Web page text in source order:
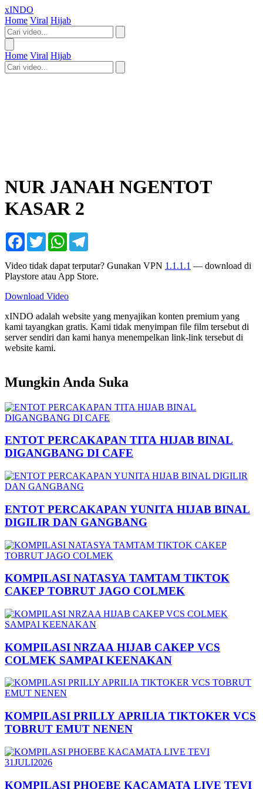
xINDO
Home Viral Hijab
Home Viral Hijab
NUR JANAH NGENTOT
KASAR 2
Facebook
TwitterWhatsApp
Video tidak dapat terputar? Gunakan VPN 1.1.1.1 — download di
Playstore atau App Store.
Download Video
xINDO adalah website yang menyajikan konten premium yang
kami tayangkan gratis. Kami tidak menyimpan file film tersebut di
server sendiri dan kami hanya menempelkan link-link tersebut di
website kami.
Mungkin Anda Suka
ENTOT PERCAKAPAN TITA HIJAB BINAL
DIGANGBANG DI CAFE
ENTOT PERCAKAPAN YUNITA HIJAB BINAL
DIGILIR DAN GANGBANG
KOMPILASI NATASYA TAMTAM TIKTOK
CAKEP TOBRUT JAGO COLMEK
KOMPILASI NRZAA HIJAB CAKEP VCS
COLMEK SAMPAI KEENAKAN
KOMPILASI PRILLY APRILIA TIKTOKER VCS
TOBRUT EMUT NENEN
KOMPILASI PHOEBE KACAMATA LIVE TEVI